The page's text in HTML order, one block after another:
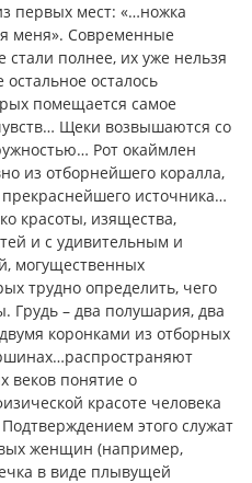
первых мест: «…ножка
меня». Современные
полнее, их уже нельзя
осталось
помещается самое
Щеки возвышаются со
Рот окаймлен
из отборнейшего коралла,
источника…
красоты, изящества,
и с удивительным и
могущественных
трудно определить, чего
Грудь – два полушария, два
коронками из отборных
веков понятие о
красоте человека
этого служат
женщин (например,
в виде плывущей